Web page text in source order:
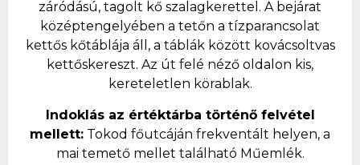
záródású, tagolt kő szalagkerettel. A bejárat
középtengelyében a tetőn a tízparancsolat
kettős kőtáblája áll, a táblák között kovácsoltvas
kettőskereszt. Az út felé néző oldalon kis,
kereteletlen körablak.
Indoklás az értéktárba történő felvétel
mellett: Tokod főutcáján frekventált helyen, a
mai temető mellet található Műemlék.